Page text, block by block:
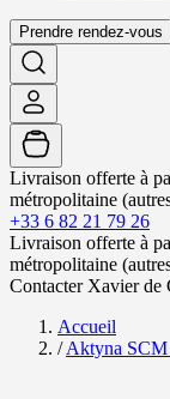
Prendre rendez-vous
Livraison offerte à
métropolitaine
+33 6 82 21 79 26
Livraison offerte à
métropolitaine
Contacter Xavier de
Accueil
/ Aktyna SCM